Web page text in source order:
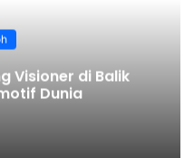
Visioner di Balik
Dunia